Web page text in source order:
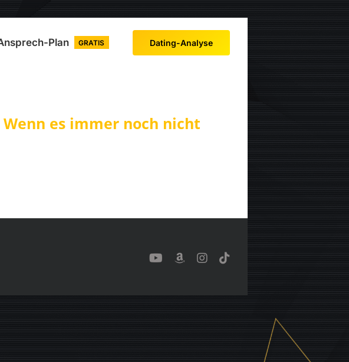
Plan GRATIS Dating-Analyse
Wenn es immer noch nicht
YouTubeBenutzerdefiniert
Instagram